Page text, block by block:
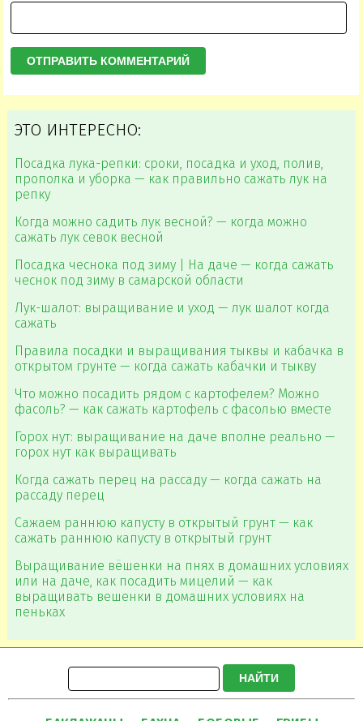
ЭТО ИНТЕРЕСНО:
Посадка лука-репки: сроки, посадка и уход, полив,
прополка и уборка — как правильно сажать лук на
репку
Когда можно садить лук весной? — когда можно
сажать лук севок весной
Посадка чеснока под зиму | На даче — когда сажать
чеснок под зиму в самарской области
Лук-шалот: выращивание и уход — лук шалот когда
сажать
Правила посадки и выращивания тыквы и кабачка в
открытом грунте — когда сажать кабачки и тыкву
Что можно посадить рядом с картофелем? Можно
фасоль? — как сажать картофель с фасолью вместе
Горох нут: выращивание на даче вполне реально —
горох нут как выращивать
Когда сажать перец на рассаду — когда сажать на
рассаду перец
Сажаем раннюю капусту в открытый грунт — как
сажать раннюю капусту в открытый грунт
Выращивание вёшенки на пнях в домашних условиях
или на даче, как посадить мицелий — как
выращивать вешенки в домашних условиях на
пеньках
НАЙТИ